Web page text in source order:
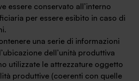
essere conservato all’interno
per essere esibito in caso di
una serie di informazioni
dell’unità produttiva
utilizzate le attrezzature oggetto
produttive (coerenti con quelle